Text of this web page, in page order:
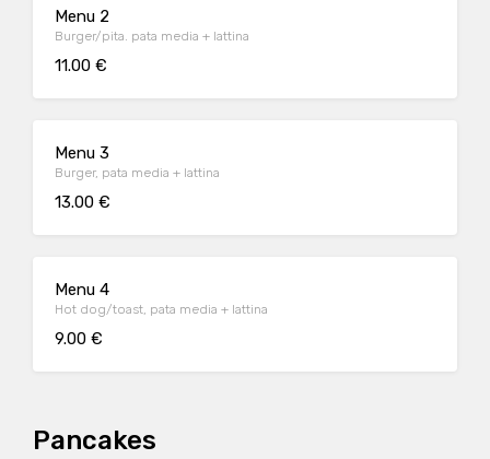
Menu 2
Burger/pita. pata media + lattina
11.00 €
Menu 3
Burger, pata media + lattina
13.00 €
Menu 4
Hot dog/toast, pata media + lattina
9.00 €
Pancakes